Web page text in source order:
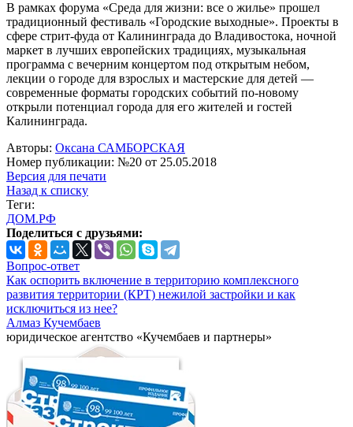
В рамках форума «Среда для жизни: все о жилье» прошел
традиционный фестиваль «Городские выходные». Проекты в
сфере стрит-фуда от Калининграда до Владивостока, ночной
маркет в лучших европейских традициях, музыкальная
программа с вечерним концертом под открытым небом,
лекции о городе для взрослых и мастерские для детей —
современные форматы городских событий по-новому
открыли потенциал города для его жителей и гостей
Калининграда.
Авторы: Оксана САМБОРСКАЯ
Номер публикации: №20 от 25.05.2018
Версия для печати
Назад к списку
Теги:
ДОМ.РФ
Поделиться с друзьями:
Вопрос-ответ
Как оспорить включение в территорию комплексного
развития территории (КРТ) нежилой застройки и как
исключиться из нее?
Алмаз Кучембаев
юридическое агентство «Кучембаев и партнеры»